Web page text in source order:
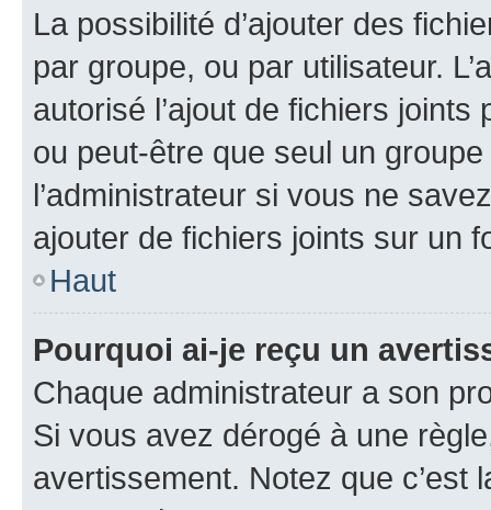
La possibilité d’ajouter des
par groupe, ou par utilisateur.
autorisé l’ajout de fichiers
ou peut-être que seul un
l’administrateur si vous ne
ajouter de fichiers joints sur un
Haut
Pourquoi ai-je reçu un
Chaque administrateur a son
Si vous avez dérogé à une
avertissement. Notez que c’est